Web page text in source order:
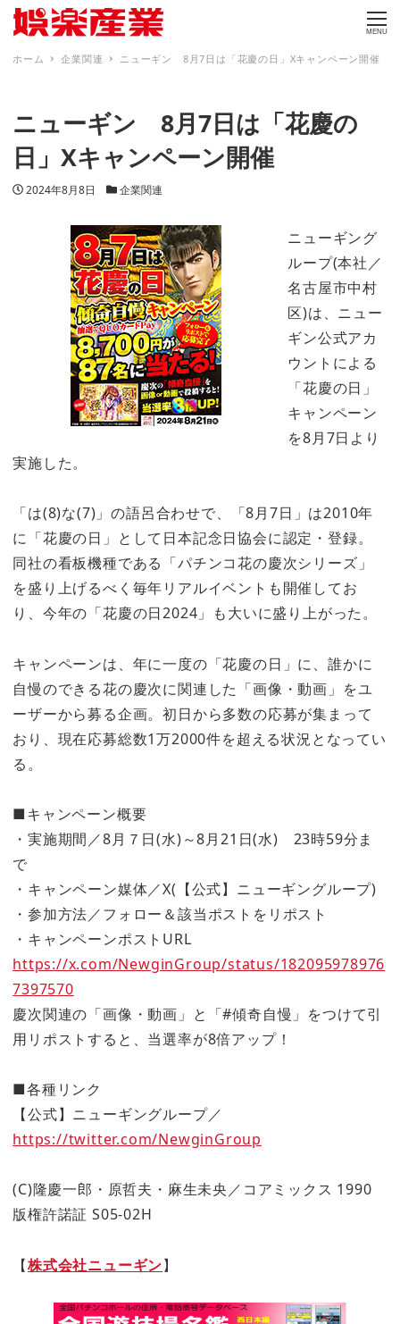
MENU
ホーム 企業関連 ニューギン 8月7日は「花慶の日」Xキャンペーン開催
ニューギン 8月7日は「花慶の
日」Xキャンペーン開催
投稿日
2024年8月8日 カテゴリー
企業関連
ニューギング
ループ(本社／
名古屋市中村
区)は、ニュー
ギン公式アカ
ウントによる
「花慶の日」
キャンペーン
を8月7日より
実施した。
「は(8)な(7)」の語呂合わせで、「8月7日」は2010年
に「花慶の日」として日本記念日協会に認定・登録。
同社の看板機種である「パチンコ花の慶次シリーズ」
を盛り上げるべく毎年リアルイベントも開催してお
り、今年の「花慶の日2024」も大いに盛り上がった。
キャンペーンは、年に一度の「花慶の日」に、誰かに
自慢のできる花の慶次に関連した「画像・動画」をユ
ーザーから募る企画。初日から多数の応募が集まって
おり、現在応募総数1万2000件を超える状況となってい
る。
■キャンペーン概要
・実施期間／8月７日(水)～8月21日(水) 23時59分ま
で
・キャンペーン媒体／X(【公式】ニューギングループ)
・参加方法／フォロー＆該当ポストをリポスト
・キャンペーンポストURL
https://x.com/NewginGroup/status/182095978976
7397570
慶次関連の「画像・動画」と「#傾奇自慢」をつけて引
用リポストすると、当選率が8倍アップ！
■各種リンク
【公式】ニューギングループ／
https://twitter.com/NewginGroup
(C)隆慶一郎・原哲夫・麻生未央／コアミックス 1990
版権許諾証 S05-02H
【株式会社ニューギン】